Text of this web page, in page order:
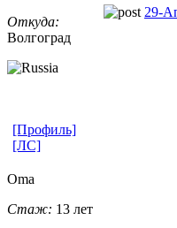
Откуда:
Волгоград
29-
[Профиль]
[ЛС]
Oma
Стаж: 13 лет